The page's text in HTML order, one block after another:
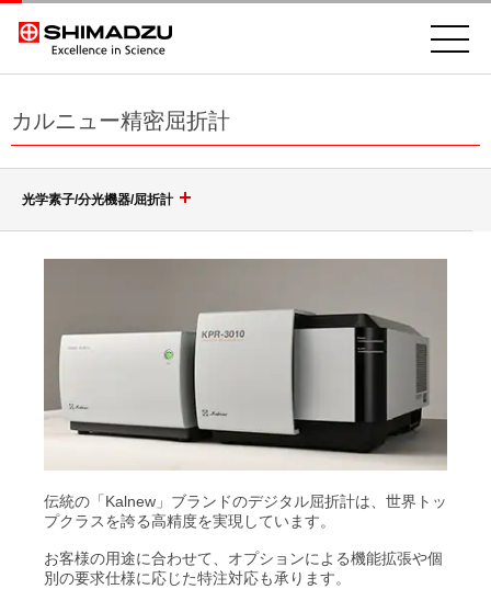
カルニュー精密屈折計
光学素子/分光機器/屈折計
回折格子（グレーティング）
ポリクロメータ用凹面回折格子
トロイダル回折格子
平面ブレーズド ホログラフィック 回折格子
レーザ用回折格子 LAシリーズ
非球面鏡
高耐性レーザミラー & レーザウィンドウ
分光機器
小形分光器スペクトロメイト SPG-120シリーズ
分光ソリューション
屈折計
レーザモジュール
伝統の「Kalnew」ブランドのデジタル屈折計は、世界トッ
プクラスを誇る高精度を実現しています。
お客様の用途に合わせて、オプションによる機能拡張や個
別の要求仕様に応じた特注対応も承ります。